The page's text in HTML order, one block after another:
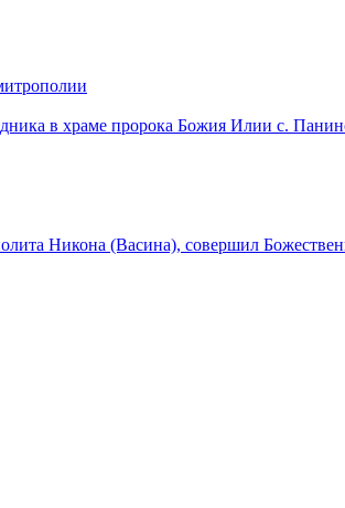
в храме пророка Божия Илии с.
Никона (Васина), совершил